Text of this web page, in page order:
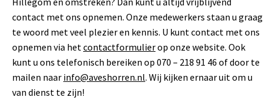
contact met ons opnemen. Onze medewerkers staan u graag
te woord met veel plezier en kennis. U kunt contact met ons
opnemen via hetcontactformulierop onze website. Ook
kunt u ons telefonisch bereiken op 070 – 218 91 46 of door te
mailen naar info@aveshorren.nl. Wij kijken ernaar uit om u
van dienst te zijn!